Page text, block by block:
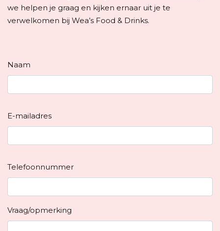
we helpen je graag en kijken ernaar uit je te
verwelkomen bij Wea’s Food & Drinks.
Naam
E-mailadres
Telefoonnummer
Vraag/opmerking